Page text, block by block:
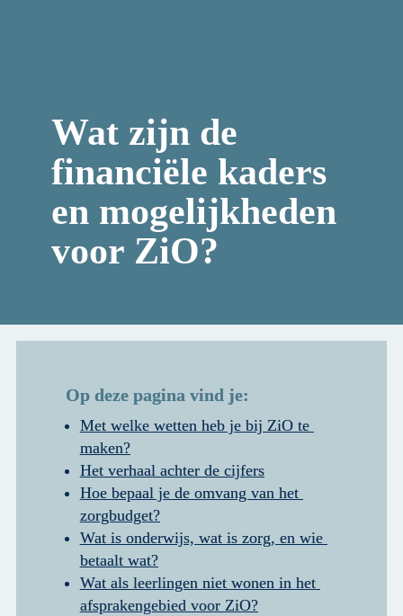
Wat zijn de
financiële kaders
en mogelijkheden
voor ZiO?
Op deze pagina vind je:
Met welke wetten heb je bij ZiO te
maken?
Het verhaal achter de cijfers
Hoe bepaal je de omvang van het
zorgbudget?
Wat is onderwijs, wat is zorg, en wie
betaalt wat?
Wat als leerlingen niet wonen in het
afsprakengebied voor ZiO?